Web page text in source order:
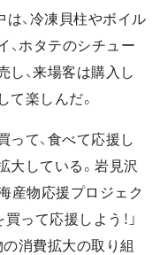
は、冷凍貝柱やボイル
、ホタテのシチュー
、来場客は購入し
て楽しんだ。
て、食べて応援し
大している。岩見沢
産物応援プロジェク
って応援しよう！」
消費拡大の取り組